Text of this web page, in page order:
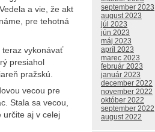
a vie, že akt
pre tehotná
teraz vykonávať
presiahol
pražskú.
vecou pre
Stala sa vecou,
určite aj v celej
september 2023
august 2023
júl 2023
jún 2023
máj 2023
apríl 2023
marec 2023
február 2023
január 2023
december 2022
november 2022
október 2022
september 2022
august 2022